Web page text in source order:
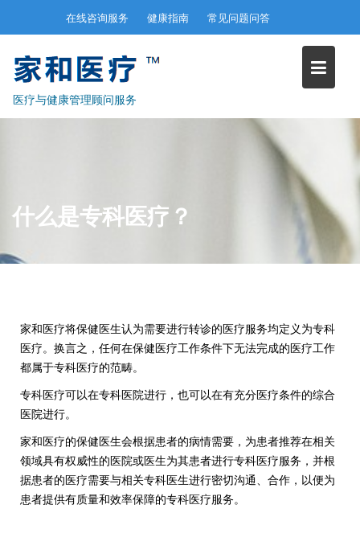
在线咨询服务 健康指南 常见问题问答
医疗与健康管理顾问服务
什么是专科医疗？
家和医疗将保健医生认为需要进行转诊的医疗服务均定义为专科
医疗。换言之，任何在保健医疗工作条件下无法完成的医疗工作
都属于专科医疗的范畴。
专科医疗可以在专科医院进行，也可以在有充分医疗条件的综合
医院进行。
家和医疗的保健医生会根据患者的病情需要，为患者推荐在相关
领域具有权威性的医院或医生为其患者进行专科医疗服务，并根
据患者的医疗需要与相关专科医生进行密切沟通、合作，以便为
患者提供有质量和效率保障的专科医疗服务。